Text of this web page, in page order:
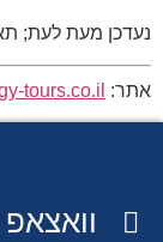
נעדכן מעת לעת;
אתר: tours.co.il/
וואצאפ